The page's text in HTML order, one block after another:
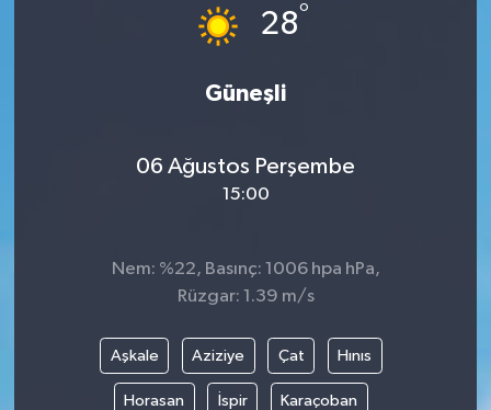
28°
Güneşli
06 Ağustos Perşembe
15:00
Nem: %22, Basınç: 1006 hpa hPa,
Rüzgar: 1.39 m/s
Aşkale Aziziye Çat Hınıs
Horasan İspir Karaçoban